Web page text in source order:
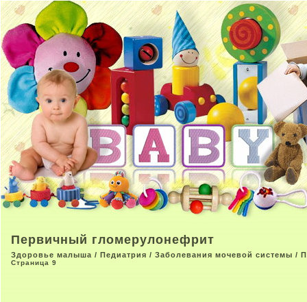
Первичный гломерулонефрит
Здоровье малыша / Педиатрия / Заболевания мочевой системы /
Страница 9